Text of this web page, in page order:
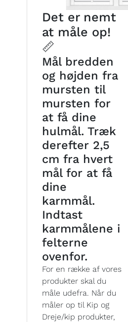
Det er nemt
at måle op!
📏
Mål bredden
og højden fra
mursten til
mursten for
at få dine
hulmål. Træk
derefter 2,5
cm fra hvert
mål for at få
dine
karmmål.
Indtast
karmmålene i
felterne
ovenfor.
For en række af vores
produkter skal du
måle udefra. Når du
måler op til Kip og
Dreje/kip produkter,